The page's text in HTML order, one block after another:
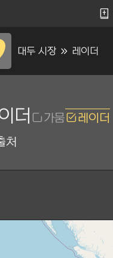
Ẵ
대두 시장 Ộ 레이더
더 가뭄
레이더
처